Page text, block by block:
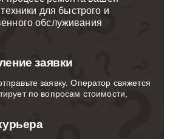
для быстрого и
обслуживания
заявки
заявку. Оператор свяжется
по вопросам стоимости,